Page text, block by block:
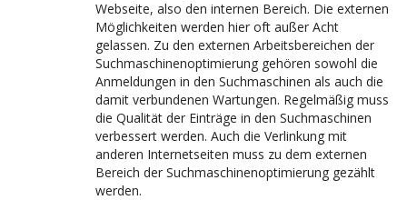
Webseite, also den internen Bereich. Die externen
Möglichkeiten werden hier oft außer Acht
gelassen. Zu den externen Arbeitsbereichen der
Suchmaschinenoptimierung gehören sowohl die
Anmeldungen in den Suchmaschinen als auch die
damit verbundenen Wartungen. Regelmäßig muss
die Qualität der Einträge in den Suchmaschinen
verbessert werden. Auch die Verlinkung mit
anderen Internetseiten muss zu dem externen
Bereich der Suchmaschinenoptimierung gezählt
werden.